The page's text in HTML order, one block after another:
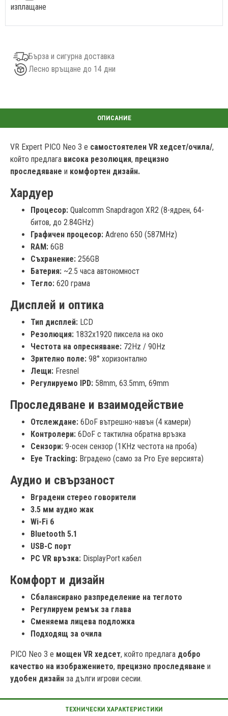
изплащане
Бърза и сигурна доставка
Лесно връщане до 14 дни
VR Expert PICO Neo 3 е самостоятелен VR хедсет/очила/,
който предлага висока резолюция, прецизно
проследяване и комфортен дизайн.
Хардуер
Процесор: Qualcomm Snapdragon XR2 (8-ядрен, 64-
битов, до 2.84GHz)
Графичен процесор: Adreno 650 (587MHz)
RAM: 6GB
Съхранение: 256GB
Батерия: ~2.5 часа автономност
Тегло: 620 грама
Дисплей и оптика
Тип дисплей: LCD
Резолюция: 1832x1920 пиксела на око
Честота на опресняване: 72Hz / 90Hz
Зрително поле: 98° хоризонтално
Лещи: Fresnel
Регулируемо IPD: 58mm, 63.5mm, 69mm
Проследяване и взаимодействие
Отслеждане: 6DoF вътрешно-навън (4 камери)
Контролери: 6DoF с тактилна обратна връзка
Сензори: 9-осен сензор (1KHz честота на проба)
Eye Tracking: Вградено (само за Pro Eye версията)
Аудио и свързаност
Вградени стерео говорители
3.5 мм аудио жак
Wi-Fi 6
Bluetooth 5.1
USB-C порт
PC VR връзка: DisplayPort кабел
Комфорт и дизайн
Сбалансирано разпределение на теглото
Регулируем ремък за глава
Сменяема лицева подложка
Подходящ за очила
PICO Neo 3 е мощен VR хедсет, който предлага добро
качество на изображението, прецизно проследяване и
удобен дизайн за дълги игрови сесии.